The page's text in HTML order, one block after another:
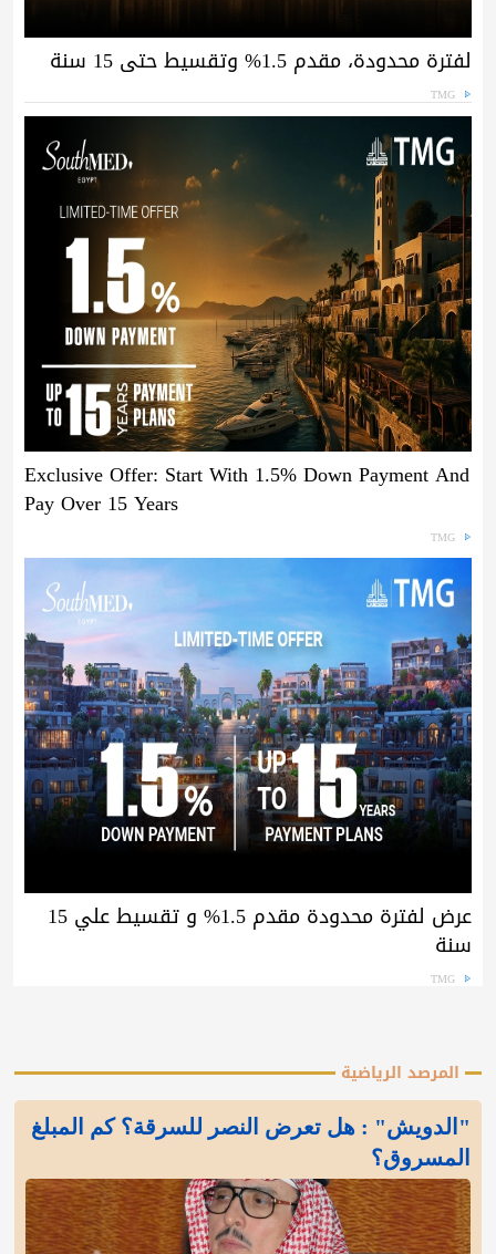
لفترة محدودة، مقدم 1.5% وتقسيط حتى 15 سنة
TMG
Exclusive Offer: Start With 1.5% Down Payment And
Pay Over 15 Years
TMG
عرض لفترة محدودة مقدم 1.5% و تقسيط علي 15
سنة
TMG
المرصد الرياضية
"الدويش" : هل تعرض النصر للسرقة؟ كم المبلغ
المسروق؟